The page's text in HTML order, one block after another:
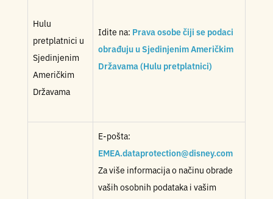
Hulu
pretplatnici u
Sjedinjenim
Američkim
Državama
Idite na: Prava osobe čiji se podaci
obrađuju u Sjedinjenim Američkim
Državama (Hulu pretplatnici)
E-pošta:
EMEA.dataprotection@disney.com
Za više informacija o načinu obrade
vaših osobnih podataka i vašim